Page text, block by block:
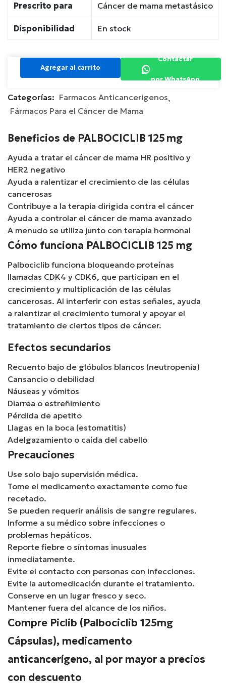
Prescrito para Cáncer de mama metastásico
Disponibilidad En stock
Agregar al carrito
Contactar
por WhatsApp
Categorías: Farmacos Anticancerigenos
Fármacos Para el Cáncer de Mama
Beneficios de PALBOCICLIB 125 mg
Ayuda a tratar el cáncer de mama HR positivo y
HER2 negativo
Ayuda a ralentizar el crecimiento de las células
cancerosas
Contribuye a la terapia dirigida contra el cáncer
Ayuda a controlar el cáncer de mama avanzado
A menudo se utiliza junto con terapia hormonal
Cómo funciona PALBOCICLIB 125 mg
Palbociclib funciona bloqueando proteínas
llamadas CDK4 y CDK6, que participan en el
crecimiento y multiplicación de las células
cancerosas. Al interferir con estas señales, ayuda
a ralentizar el crecimiento tumoral y apoyar el
tratamiento de ciertos tipos de cáncer.
Efectos secundarios
Recuento bajo de glóbulos blancos (neutropenia)
Cansancio o debilidad
Náuseas y vómitos
Diarrea o estreñimiento
Pérdida de apetito
Llagas en la boca (estomatitis)
Adelgazamiento o caída del cabello
Precauciones
Use solo bajo supervisión médica.
Tome el medicamento exactamente como fue
recetado.
Se pueden requerir análisis de sangre regulares.
Informe a su médico sobre infecciones o
problemas hepáticos.
Reporte fiebre o síntomas inusuales
inmediatamente.
Evite el contacto con personas con infecciones.
Evite la automedicación durante el tratamiento.
Conserve en un lugar fresco y seco.
Mantener fuera del alcance de los niños.
Compre Piclib (Palbociclib 125mg
Cápsulas), medicamento
anticancerígeno, al por mayor a precios
con descuento